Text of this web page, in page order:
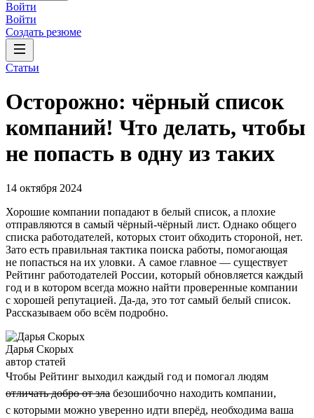
Войти
Войти
Создать резюме
Статьи
Осторожно: чёрный список
компаний! Что делать, чтобы
не попасть в одну из таких
14 октября 2024
Хорошие компании попадают в белый список, а плохие
отправляются в самый чёрный-чёрный лист. Однако общего
списка работодателей, которых стоит обходить стороной, нет.
Зато есть правильная тактика поиска работы, помогающая
не попасться на их уловки. А самое главное — существует
Рейтинг работодателей России, который обновляется каждый
год и в котором всегда можно найти проверенные компании
с хорошей репутацией. Да-да, это тот самый белый список.
Рассказываем обо всём подробно.
Дарья Скорых
автор статей
Чтобы Рейтинг выходил каждый год и помогал людям
отличать добро от зла безошибочно находить компании,
с которыми можно уверенно идти вперёд, необходима ваша